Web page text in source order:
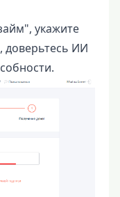
укажите
доверьтесь ИИ